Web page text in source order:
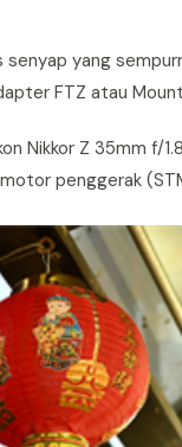
yang
FTZ atau
Nikkor Z 35mm f/
penggerak